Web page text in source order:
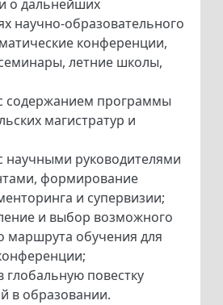
о дальнейших
научно-образовательного
конференции,
летние школы,
содержанием программы
магистратур и
научными руководителями
формирование
и супервизии;
и выбор возможного
маршрута обучения для
глобальную повестку
в образовании.